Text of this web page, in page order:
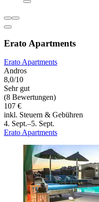
Erato Apartments
Erato Apartments
Andros
8,0/10
Sehr gut
(8 Bewertungen)
107 €
inkl. Steuern & Gebühren
4. Sept.–5. Sept.
Erato Apartments